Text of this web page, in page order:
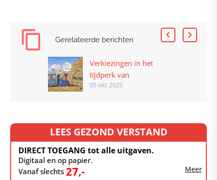
Gerelateerde berichten
Verkiezingen in het
tijdperk van
internationale
05 okt 2025
LEES GEZOND VERSTAND
DIRECT TOEGANG tot alle uitgaven.
Digitaal en op papier.
Vanaf slechts 27,- Meer